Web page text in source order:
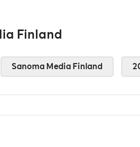
Finland
Sanoma Media Finland